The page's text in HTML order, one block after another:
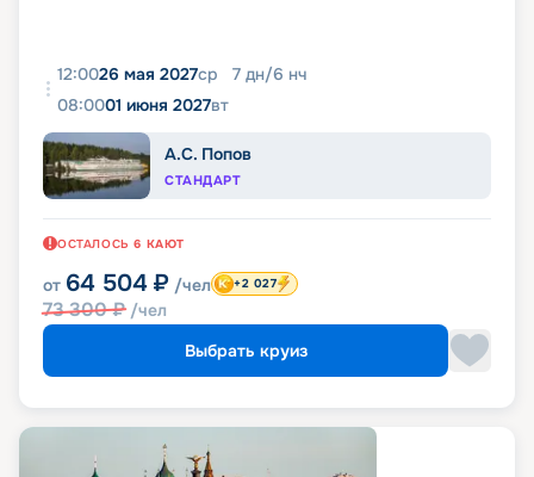
12:0026 мая 2027ср 7 дн/6 нч
08:0001 июня 2027вт
А.С. Попов
СТАНДАРТ
ОСТАЛОСЬ 6 КАЮТ
от 64 504 ₽ /чел
73 300₽ /чел
+2 027
Выбрать круиз